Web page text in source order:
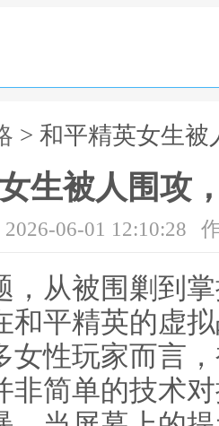
> 和平精英女生
生被人围攻
06-01 12:10:28
，从被围剿到
和平精英的虚
女性玩家而言
非简单的技术